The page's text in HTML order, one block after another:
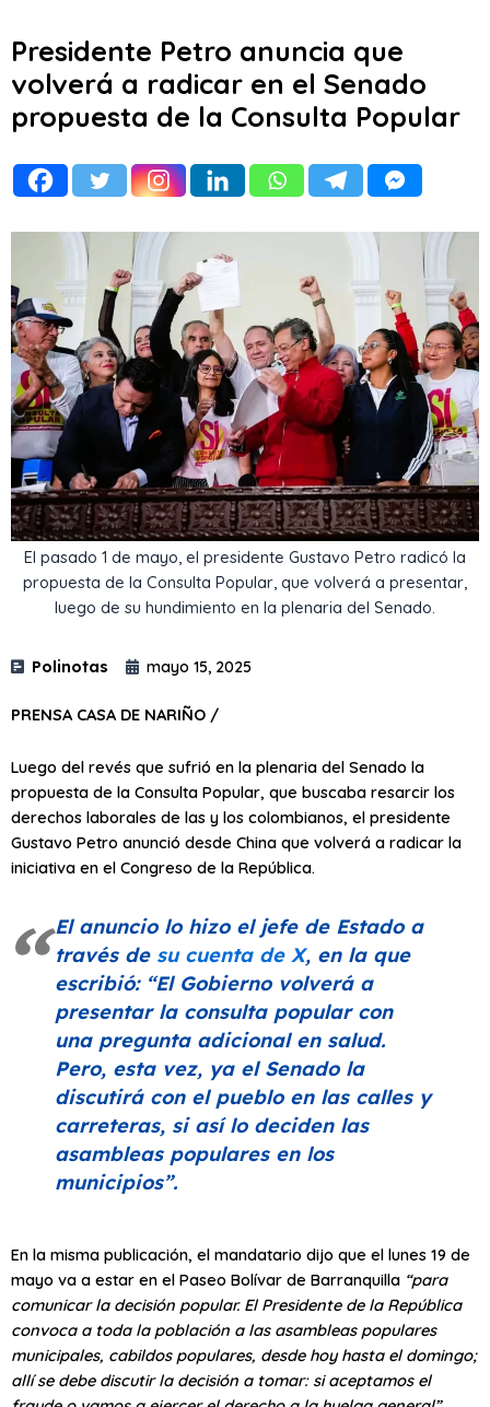
Presidente Petro anuncia que
volverá a radicar en el Senado
propuesta de la Consulta Popular
El pasado 1 de mayo, el presidente Gustavo Petro radicó la
propuesta de la Consulta Popular, que volverá a presentar,
luego de su hundimiento en la plenaria del Senado.
Polinotas mayo 15, 2025
PRENSA CASA DE NARIÑO /
Luego del revés que sufrió en la plenaria del Senado la
propuesta de la Consulta Popular, que buscaba resarcir los
derechos laborales de las y los colombianos, el presidente
Gustavo Petro anunció desde China que volverá a radicar la
iniciativa en el Congreso de la República.
El anuncio lo hizo el jefe de Estado a
través de su cuenta de X, en la que
escribió: “El Gobierno volverá a
presentar la consulta popular con
una pregunta adicional en salud.
Pero, esta vez, ya el Senado la
discutirá con el pueblo en las calles y
carreteras, si así lo deciden las
asambleas populares en los
municipios”.
En la misma publicación, el mandatario dijo que el lunes 19 de
mayo va a estar en el Paseo Bolívar de Barranquilla “para
comunicar la decisión popular. El Presidente de la República
convoca a toda la población a las asambleas populares
municipales, cabildos populares, desde hoy hasta el domingo;
allí se debe discutir la decisión a tomar: si aceptamos el